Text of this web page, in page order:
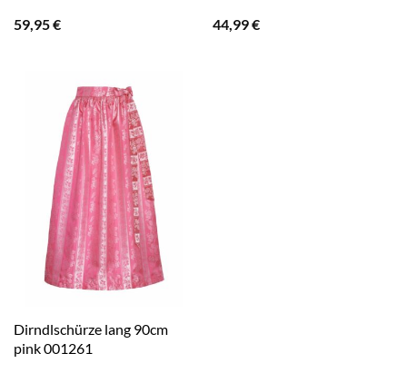
59,95€
44,99€
Dirndlschürze lang 90cm
pink 001261